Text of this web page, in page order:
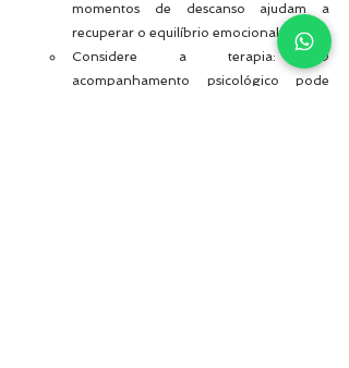
momentos de descanso ajudam a
recuperar o equilíbrio emocional.
Considere a terapia: O
acompanhamento psicológico pode